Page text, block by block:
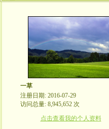
一草
注册日期: 2016-07-29
访问总量: 8,945,652 次
点击查看我的个人资料